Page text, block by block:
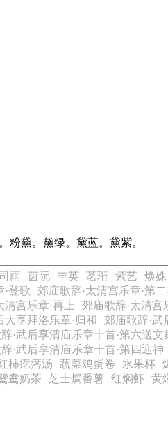
粉黛。黛绿。黛蓝。黛紫。
雨 茵阮 丰英 茗珩 紫艺 焕姝
·登歌 郊庙歌辞·太清宫乐章·第
清宫乐章·再上 郊庙歌辞·太清宫
大享拜洛乐章·归和 郊庙歌辞·武
·武后享清庙乐章十首·第六送文
·武后享清庙乐章十首·第四迎神
柿疙瘩汤 蔬菜鸡蛋卷 水果杯
鸯奶茶 芝士焗番薯 红焖虾 黄